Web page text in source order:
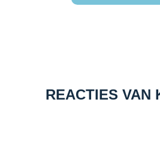
REACTIES VAN